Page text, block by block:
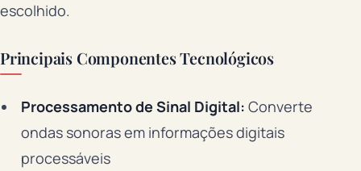
escolhido.
Principais Componentes Tecnológicos
Processamento de Sinal Digital: Converte
ondas sonoras em informações digitais
processáveis